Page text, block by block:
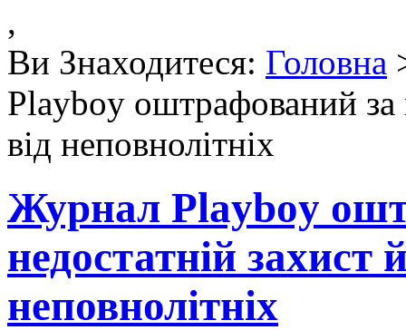
,
Ви Знаходитеся: Головна
Playboy оштрафований за
від неповнолітніх
Журнал Playboy
недостатній захист
неповнолітніх